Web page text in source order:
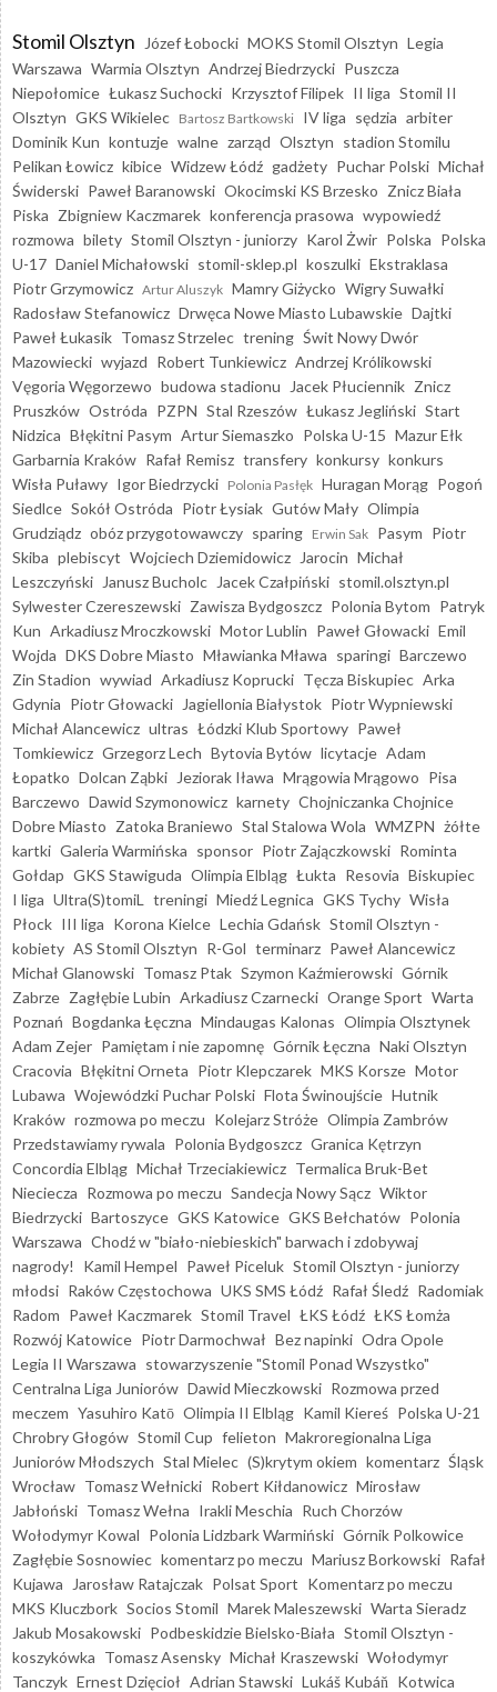
Stomil Olsztyn Józef Łobocki MOKS Stomil Olsztyn Legia
Warszawa Warmia Olsztyn Andrzej Biedrzycki Puszcza
Niepołomice Łukasz Suchocki Krzysztof Filipek II liga Stomil II
Olsztyn GKS Wikielec Bartosz Bartkowski IV liga sędzia arbiter
Dominik Kun kontuzje walne zarząd Olsztyn stadion Stomilu
Pelikan Łowicz kibice Widzew Łódź gadżety Puchar Polski Michał
Świderski Paweł Baranowski Okocimski KS Brzesko Znicz Biała
Piska Zbigniew Kaczmarek konferencja prasowa wypowiedź
rozmowa bilety Stomil Olsztyn - juniorzy Karol Żwir Polska Polska
U-17 Daniel Michałowski stomil-sklep.pl koszulki Ekstraklasa
Piotr Grzymowicz Artur Aluszyk Mamry Giżycko Wigry Suwałki
Radosław Stefanowicz Drwęca Nowe Miasto Lubawskie Dajtki
Paweł Łukasik Tomasz Strzelec trening Świt Nowy Dwór
Mazowiecki wyjazd Robert Tunkiewicz Andrzej Królikowski
Vęgoria Węgorzewo budowa stadionu Jacek Płuciennik Znicz
Pruszków Ostróda PZPN Stal Rzeszów Łukasz Jegliński Start
Nidzica Błękitni Pasym Artur Siemaszko Polska U-15 Mazur Ełk
Garbarnia Kraków Rafał Remisz transfery konkursy konkurs
Wisła Puławy Igor Biedrzycki Polonia Pasłęk Huragan Morąg Pogoń
Siedlce Sokół Ostróda Piotr Łysiak Gutów Mały Olimpia
Grudziądz obóz przygotowawczy sparing Erwin Sak Pasym Piotr
Skiba plebiscyt Wojciech Dziemidowicz Jarocin Michał
Leszczyński
Janusz Bucholc Jacek Czałpiński stomil.olsztyn.pl
Sylwester Czereszewski Zawisza Bydgoszcz Polonia Bytom Patryk
Kun Arkadiusz Mroczkowski Motor Lublin Paweł Głowacki Emil
Wojda DKS Dobre Miasto Mławianka Mława sparingi Barczewo
Zin Stadion wywiad Arkadiusz Koprucki Tęcza Biskupiec Arka
Gdynia Piotr Głowacki Jagiellonia Białystok Piotr Wypniewski
Michał Alancewicz ultras Łódzki Klub Sportowy Paweł
Tomkiewicz Grzegorz Lech Bytovia Bytów licytacje Adam
Łopatko Dolcan Ząbki Jeziorak Iława Mrągowia Mrągowo Pisa
Barczewo Dawid Szymonowicz karnety Chojniczanka Chojnice
Dobre Miasto Zatoka Braniewo Stal Stalowa Wola WMZPN żółte
kartki Galeria Warmińska sponsor Piotr Zajączkowski Rominta
Gołdap GKS Stawiguda Olimpia Elbląg Łukta Resovia Biskupiec
I liga Ultra(S)tomiL treningi Miedź Legnica GKS Tychy Wisła
Płock III liga Korona Kielce Lechia Gdańsk Stomil Olsztyn -
kobiety AS Stomil Olsztyn R-Gol terminarz Paweł Alancewicz
Michał Glanowski Tomasz Ptak Szymon Kaźmierowski Górnik
Zabrze Zagłębie Lubin Arkadiusz Czarnecki Orange Sport Warta
Poznań Bogdanka Łęczna Mindaugas Kalonas Olimpia Olsztynek
Adam Zejer Pamiętam i nie zapomnę Górnik Łęczna Naki Olsztyn
Cracovia Błękitni Orneta Piotr Klepczarek MKS Korsze Motor
Lubawa Wojewódzki Puchar Polski Flota Świnoujście Hutnik
Kraków rozmowa po meczu Kolejarz Stróże Olimpia Zambrów
Przedstawiamy rywala Polonia Bydgoszcz Granica Kętrzyn
Concordia Elbląg Michał Trzeciakiewicz Termalica Bruk-Bet
Nieciecza Rozmowa po meczu Sandecja Nowy Sącz Wiktor
Biedrzycki Bartoszyce GKS Katowice GKS Bełchatów Polonia
Warszawa Chodź w "biało-niebieskich" barwach i zdobywaj
nagrody!
Kamil Hempel Paweł Piceluk Stomil Olsztyn - juniorzy
młodsi Raków Częstochowa UKS SMS Łódź Rafał Śledź Radomiak
Radom Paweł Kaczmarek Stomil Travel ŁKS Łódź ŁKS Łomża
Rozwój Katowice Piotr Darmochwał Bez napinki Odra Opole
Legia II Warszawa stowarzyszenie "Stomil Ponad Wszystko"
Centralna Liga Juniorów Dawid Mieczkowski Rozmowa przed
meczem Yasuhiro Katō Olimpia II Elbląg Kamil Kiereś Polska U-21
Chrobry Głogów Stomil Cup felieton Makroregionalna Liga
Juniorów Młodszych Stal Mielec (S)krytym okiem komentarz Śląsk
Wrocław Tomasz Wełnicki Robert Kiłdanowicz Mirosław
Jabłoński Tomasz Wełna Irakli Meschia Ruch Chorzów
Wołodymyr Kowal Polonia Lidzbark Warmiński Górnik Polkowice
Zagłębie Sosnowiec komentarz po meczu Mariusz Borkowski Rafał
Kujawa
Jarosław Ratajczak Polsat Sport Komentarz po meczu
MKS Kluczbork Socios Stomil Marek Maleszewski Warta Sieradz
Jakub Mosakowski Podbeskidzie Bielsko-Biała Stomil Olsztyn -
koszykówka Tomasz Asensky Michał Kraszewski Wołodymyr
Tanczyk Ernest Dzięcioł Adrian Stawski Lukáš Kubáň Kotwica